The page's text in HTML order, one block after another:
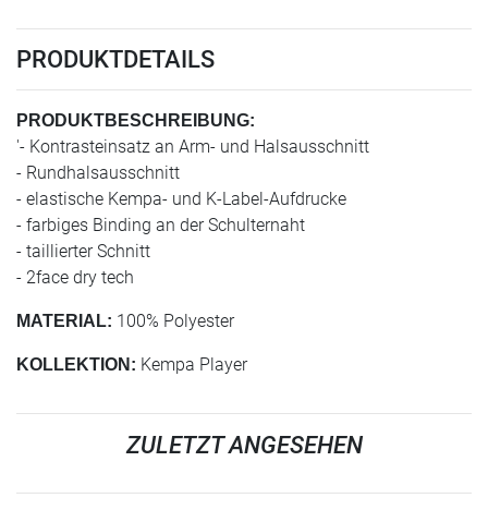
PRODUKTDETAILS
PRODUKTBESCHREIBUNG:
'- Kontrasteinsatz an Arm- und Halsausschnitt
- Rundhalsausschnitt
- elastische Kempa- und K-Label-Aufdrucke
- farbiges Binding an der Schulternaht
- taillierter Schnitt
- 2face dry tech
MATERIAL: 100% Polyester
KOLLEKTION: Kempa Player
ZULETZT ANGESEHEN